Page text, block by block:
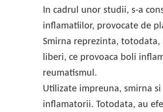
In cadrul unor studii, s-a
inflamatiilor, provocate de
Smirna reprezinta,
liberi, ce provoaca boli
reumatismul.
Utilizate impreuna, smirna
inflamatorii. Totodata, au